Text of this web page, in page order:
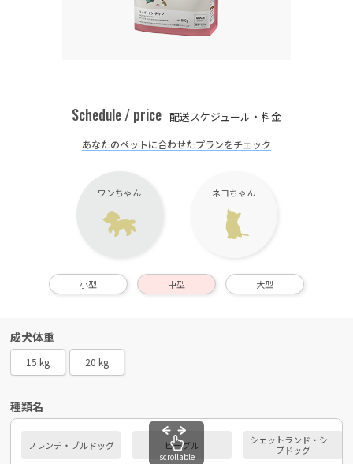
Schedule / price 配送スケジュール・料金
あなたのペットに合わせたプランをチェック
ワンちゃん ネコちゃん
小型 中型 大型
成犬体重
15 kg 20 kg
種類名
フレンチ・ブルドッグ ビーグル
シェットランド・シー
プドッグ
scrollable